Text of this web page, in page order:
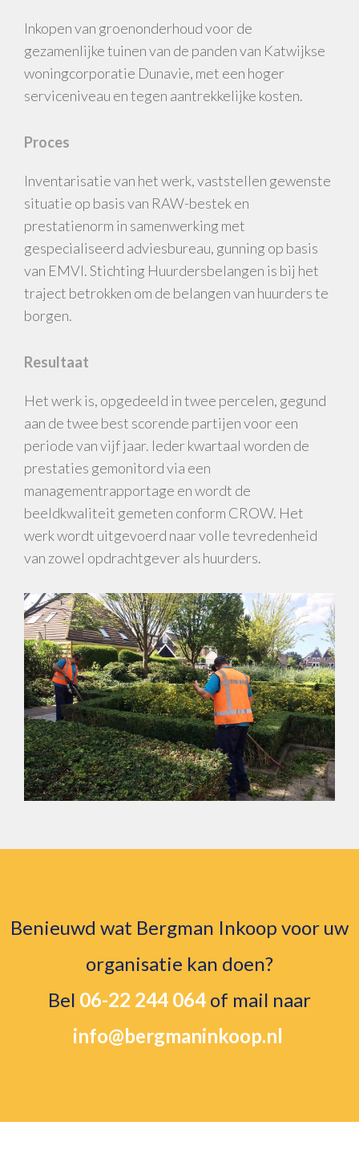
Inkopen van groenonderhoud voor de
gezamenlijke tuinen van de panden van Katwijkse
woningcorporatie Dunavie, met een hoger
serviceniveau en tegen aantrekkelijke kosten.
Proces
Inventarisatie van het werk, vaststellen gewenste
situatie op basis van RAW-bestek en
prestatienorm in samenwerking met
gespecialiseerd adviesbureau, gunning op basis
van EMVI. Stichting Huurdersbelangen is bij het
traject betrokken om de belangen van huurders te
borgen.
Resultaat
Het werk is, opgedeeld in twee percelen, gegund
aan de twee best scorende partijen voor een
periode van vijf jaar. Ieder kwartaal worden de
prestaties gemonitord via een
managementrapportage en wordt de
beeldkwaliteit gemeten conform CROW. Het
werk wordt uitgevoerd naar volle tevredenheid
van zowel opdrachtgever als huurders.
Benieuwd wat Bergman Inkoop voor uw
organisatie kan doen?
Bel 06-22 244 064 of mail naar
info@bergmaninkoop.nl